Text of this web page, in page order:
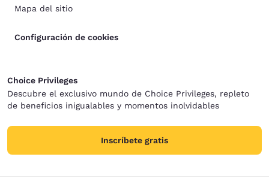
Mapa del sitio
Configuración de cookies
Choice Privileges
Descubre el exclusivo mundo de Choice Privileges, repleto
de beneficios inigualables y momentos inolvidables
Inscríbete gratis